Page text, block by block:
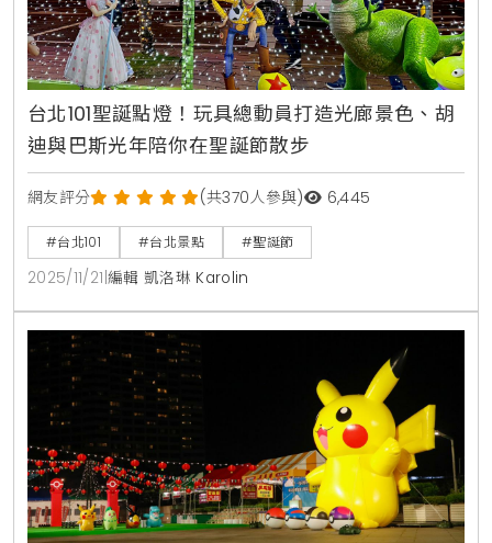
台北101聖誕點燈！玩具總動員打造光廊景色、胡
迪與巴斯光年陪你在聖誕節散步
網友評分 (共370人參與) 6,445
#台北101 #台北景點 #聖誕節
2025/11/21 編輯 凱洛琳 Karolin